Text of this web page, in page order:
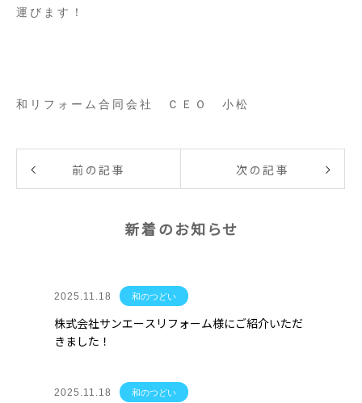
運びます！
和リフォーム合同会社 ＣＥＯ 小松
前の記事 次の記事
新着のお知らせ
2025.11.18 和のつどい
株式会社サンエースリフォーム様にご紹介いただ
きました！
2025.11.18 和のつどい